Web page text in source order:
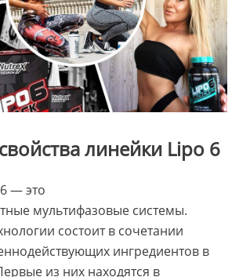
линейки Lipo 6
— это
мультифазовые системы.
состоит в сочетании
ингредиентов в
из них находятся в